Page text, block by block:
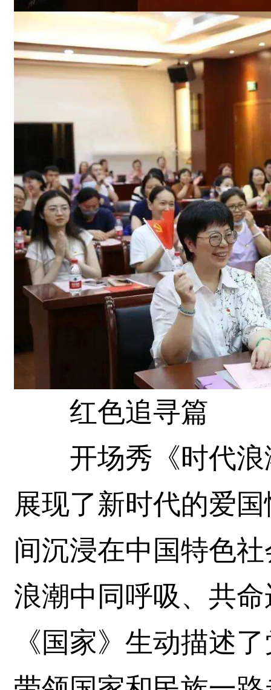
红色追寻篇
开场秀《时代浪
展现了新时代的爱
间沉浸在中国特色
浪潮中同呼吸、共
《国家》生动描述